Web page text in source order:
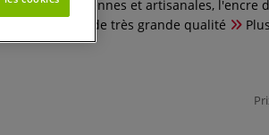
anciennes et artisanales, l'encre
et intense, de très grande qualité
Plus